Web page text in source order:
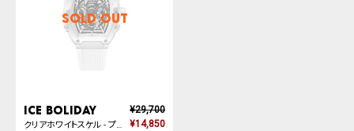
SOLD OUT
ICE boliday
クリアホワイトスケル - プラスチック - ミディアム - MT
¥29,700
¥14,850